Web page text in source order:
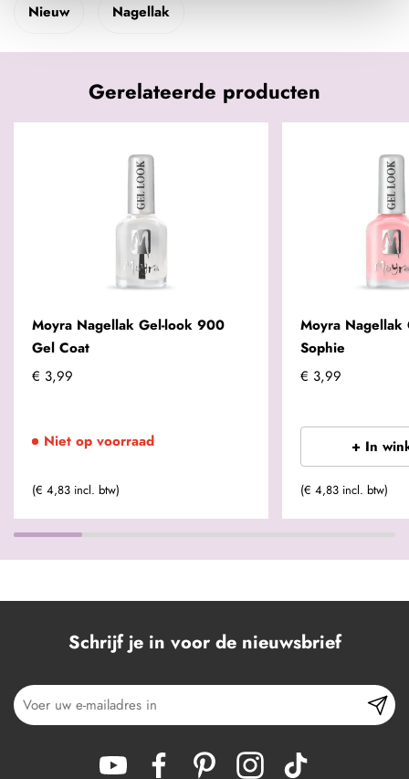
Nieuw Nagellak
Gerelateerde producten
Moyra Nagellak Gel-look 900
Gel Coat
€ 3,99
Niet op voorraad
(€ 4,83 incl. btw)
Moyra Nagellak
Sophie
€ 3,99
+ In
(€ 4,83 incl. btw)
Schrijf je in voor de nieuwsbrief